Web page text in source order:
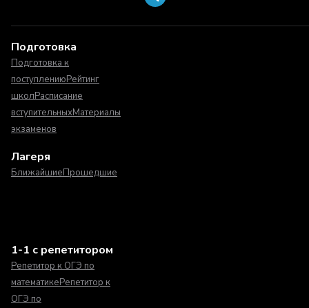
Подготовка
Подготовка к
поступлениюРейтинг
школРасписание
вступительныхМатериалы
экзаменов
Лагеря
БлижайшиеПрошедшие
1-1 с репетитором
Репетитор к ОГЭ по
математикеРепетитор к
ОГЭ по